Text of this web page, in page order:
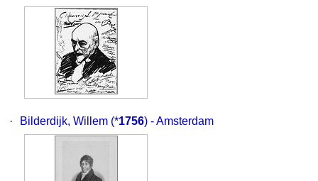
· Bilderdijk, Willem (*1756) - Amsterdam